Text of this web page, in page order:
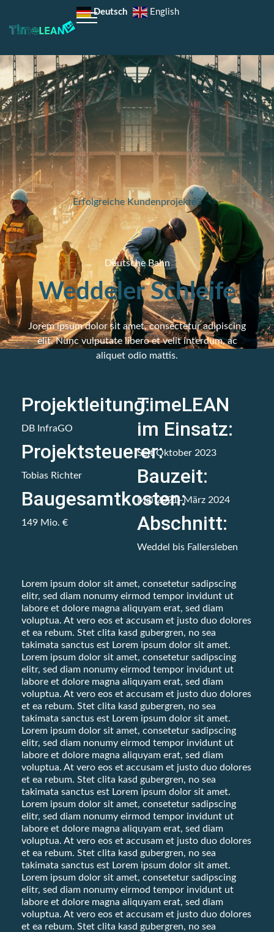
Deutsch English
Erfolgreiche Kundenprojekte3
Deutsche Bahn
Weddeler Schleife
Jorem ipsum dolor sit amet, consectetur adipiscing
elit. Nunc vulputate libero et velit interdum, ac
aliquet odio mattis.
Projektleitung:
DB InfraGO
Projektsteuerer:
Tobias Richter
Baugesamtkosten:
149 Mio. €
TimeLEAN
im Einsatz:
Seit Oktober 2023
Bauzeit:
Mai 2021–März 2024
Abschnitt:
Weddel bis Fallersleben
Lorem ipsum dolor sit amet, consetetur sadipscing
elitr, sed diam nonumy eirmod tempor invidunt ut
labore et dolore magna aliquyam erat, sed diam
voluptua. At vero eos et accusam et justo duo dolores
et ea rebum. Stet clita kasd gubergren, no sea
takimata sanctus est Lorem ipsum dolor sit amet.
Lorem ipsum dolor sit amet, consetetur sadipscing
elitr, sed diam nonumy eirmod tempor invidunt ut
labore et dolore magna aliquyam erat, sed diam
voluptua. At vero eos et accusam et justo duo dolores
et ea rebum. Stet clita kasd gubergren, no sea
takimata sanctus est Lorem ipsum dolor sit amet.
Lorem ipsum dolor sit amet, consetetur sadipscing
elitr, sed diam nonumy eirmod tempor invidunt ut
labore et dolore magna aliquyam erat, sed diam
voluptua. At vero eos et accusam et justo duo dolores
et ea rebum. Stet clita kasd gubergren, no sea
takimata sanctus est Lorem ipsum dolor sit amet.
Lorem ipsum dolor sit amet, consetetur sadipscing
elitr, sed diam nonumy eirmod tempor invidunt ut
labore et dolore magna aliquyam erat, sed diam
voluptua. At vero eos et accusam et justo duo dolores
et ea rebum. Stet clita kasd gubergren, no sea
takimata sanctus est Lorem ipsum dolor sit amet.
Lorem ipsum dolor sit amet, consetetur sadipscing
elitr, sed diam nonumy eirmod tempor invidunt ut
labore et dolore magna aliquyam erat, sed diam
voluptua. At vero eos et accusam et justo duo dolores
et ea rebum. Stet clita kasd gubergren, no sea